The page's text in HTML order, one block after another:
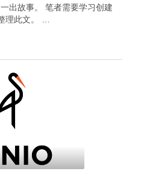
出故事。 笔者需要学习创建
理此文。 …